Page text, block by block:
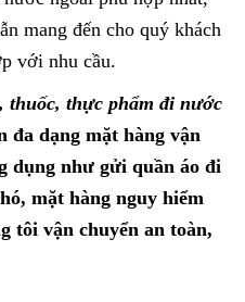
mang đến cho quý khách
với nhu cầu.
thuốc, thực phẩm đi nước
đa dạng mặt hàng vận
dụng như gửi quần áo đi
mặt hàng nguy hiểm
tôi vận chuyển an toàn,